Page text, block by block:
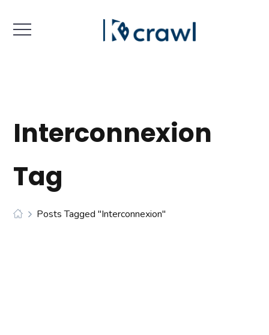
Interconnexion
Tag
Posts Tagged "interconnexion"